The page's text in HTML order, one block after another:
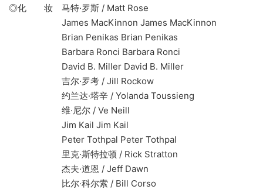
◎化 妆 马特·罗斯 / Matt Rose
James MacKinnon James MacKinnon
Brian Penikas Brian Penikas
Barbara Ronci Barbara Ronci
David B. Miller David B. Miller
吉尔·罗考 / Jill Rockow
约兰达·塔辛 / Yolanda Toussieng
维·尼尔 / Ve Neill
Jim Kail Jim Kail
Peter Tothpal Peter Tothpal
里克·斯特拉顿 / Rick Stratton
杰夫·道恩 / Jeff Dawn
比尔·科尔索 / Bill Corso